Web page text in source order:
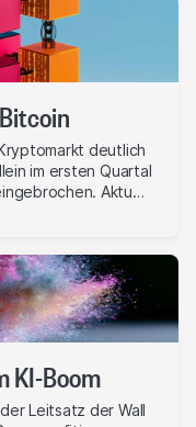
deutlich
im ersten Quartal
Aktuell
Coins bei USD
etablierte
bei Kursen und
Abverkauf bei
oder auch
KI-Boom
Leitsatz der Wall